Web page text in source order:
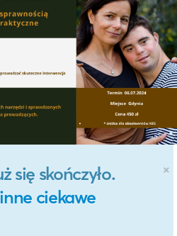
×
się skończyło.
inne ciekawe